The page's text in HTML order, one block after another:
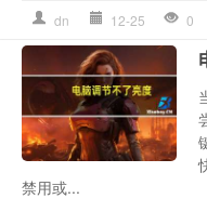
dn 12-25 0
禁用或...